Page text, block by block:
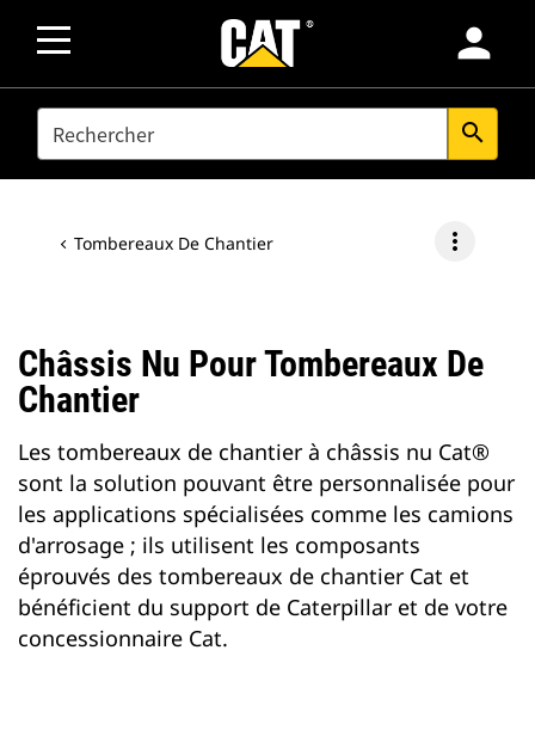
person
SEARCH search
Tombereaux De Chantier more_vert
Châssis Nu Pour Tombereaux De
Chantier
Les tombereaux de chantier à châssis nu Cat®
sont la solution pouvant être personnalisée pour
les applications spécialisées comme les camions
d'arrosage ; ils utilisent les composants
éprouvés des tombereaux de chantier Cat et
bénéficient du support de Caterpillar et de votre
concessionnaire Cat.